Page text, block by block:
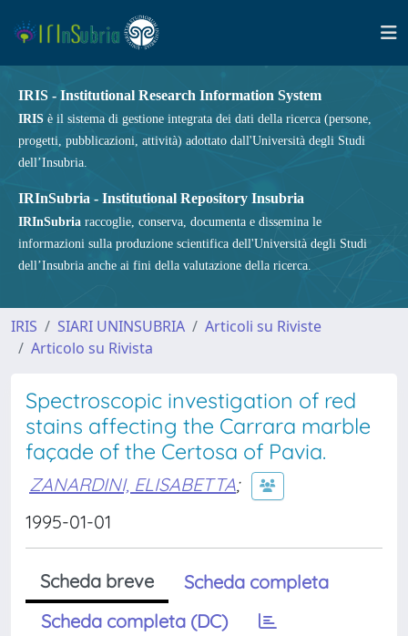
IRIS - Institutional Research Information System
IRIS è il sistema di gestione integrata dei dati della ricerca (persone,
progetti, pubblicazioni, attività) adottato dall'Università degli Studi
dell’Insubria.
IRInSubria - Institutional Repository Insubria
IRInSubria raccoglie, conserva, documenta e dissemina le
informazioni sulla produzione scientifica dell'Università degli Studi
dell’Insubria anche ai fini della valutazione della ricerca.
IRIS SIARI UNINSUBRIA
Articoli su Riviste
Articolo su Rivista
Spectroscopic investigation of red
stains affecting the Carrara marble
façade of the Certosa of Pavia.
ZANARDINI, ELISABETTA;
1995-01-01
Scheda breve
Scheda completa
Scheda completa (DC)